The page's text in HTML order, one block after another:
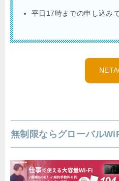
平日17時までの申し込み
無制限ならグローバル